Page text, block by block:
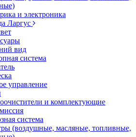
и электроника
Ларгус
вид
система
управление
и комплектующие
система
(воздушные, масляные, топливные,